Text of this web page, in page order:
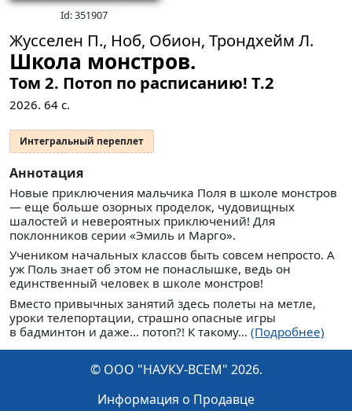
Id: 351907
Жусселен П., Ноб, Обион, Трондхейм Л.
Школа монстров.
Том 2. Потоп по расписанию! Т.2
2026. 64 с.
Интегральный переплет
Аннотация
Новые приключения мальчика Поля в школе монстров
— еще больше озорных проделок, чудовищных
шалостей и невероятных приключений! Для
поклонников серии «Эмиль и Марго».
Учеником начальных классов быть совсем непросто. А
уж Поль знает об этом не понаслышке, ведь он
единственный человек в школе монстров!
Вместо привычных занятий здесь полеты на метле,
уроки телепортации, страшно опасные игры
в бадминтон и даже... потоп?! К такому... (Подробнее)
© ООО "НАУКУ-ВСЕМ" 2026.
Информация о Продавце